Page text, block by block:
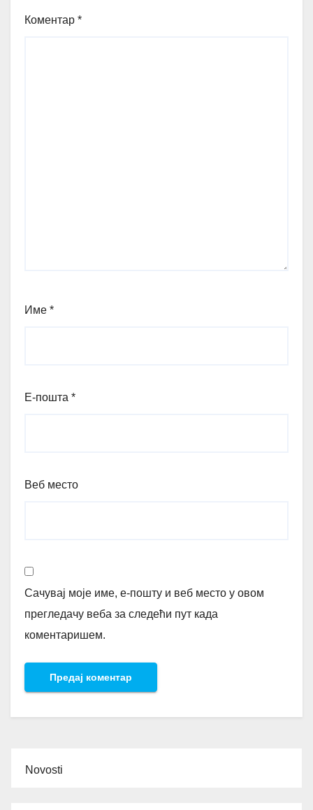
Коментар *
Име *
Е-пошта *
Веб место
Сачувај моје име, е-пошту и веб место у овом
прегледачу веба за следећи пут када
коментаришем.
Novosti